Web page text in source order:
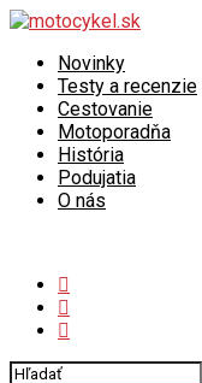
Novinky
Testy a recenzie
Cestovanie
Motoporadňa
História
Podujatia
O nás